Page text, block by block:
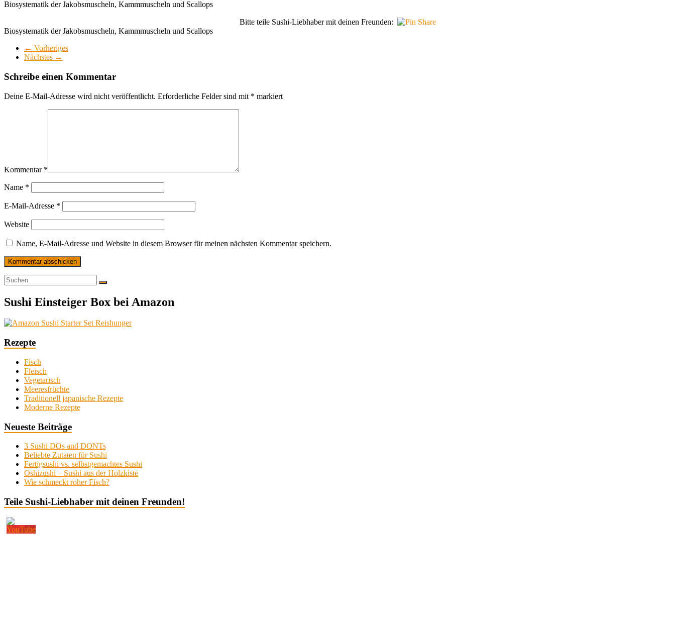
Biosystematik der Jakobsmuscheln, Kammmuscheln und Scallops
Bitte teile Sushi-Liebhaber mit deinen Freunden:
Biosystematik der Jakobsmuscheln, Kammmuscheln und Scallops
← Vorheriges
Nächstes →
Schreibe einen Kommentar
Deine E-Mail-Adresse wird nicht veröffentlicht. Erforderliche Felder sind mit * markiert
Kommentar *
Name *
E-Mail-Adresse *
Website
Name, E-Mail-Adresse und Website in diesem Browser für meinen nächsten Kommentar speichern.
Sushi Einsteiger Box bei Amazon
Rezepte
Fisch
Fleisch
Vegetarisch
Meeresfrüchte
Traditionell japanische Rezepte
Moderne Rezepte
Neueste Beiträge
3 Sushi DOs and DONTs
Beliebte Zutaten für Sushi
Fertigsushi vs. selbstgemachtes Sushi
Oshizushi – Sushi aus der Holzkiste
Wie schmeckt roher Fisch?
Teile Sushi-Liebhaber mit deinen Freunden!